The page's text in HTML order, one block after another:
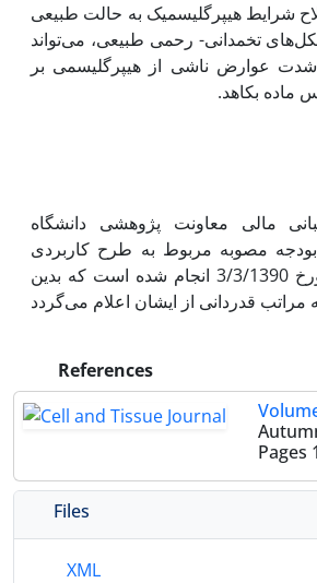
شرایط هیپرگلیسمیک به حالت طبیعی
تخمدانی- رحمی طبیعی، می‌تواند
شدت عوارض ناشی از هیپرگلیسمی بر
ماده بکاهد.
مالی معاونت پژوهشی دانشگاه
مصوبه مربوط به طرح کاربردی
شماره 17819/3 مورخ 3/3/1390 انجام شده است که بدین
References
Pages
Files
XML